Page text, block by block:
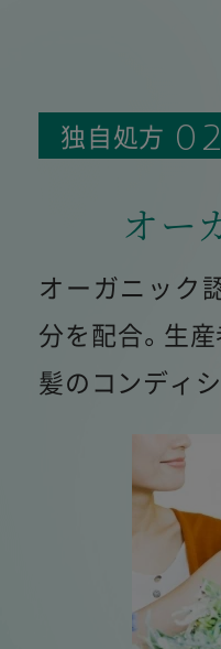
独自処方 02
オー
オーガニック
分を配合。生
髪のコンディ